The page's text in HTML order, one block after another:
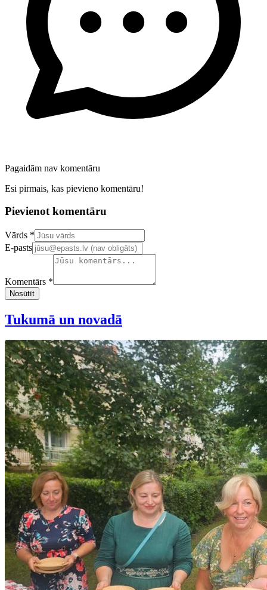
Pagaidām nav komentāru
Esi pirmais, kas pievieno komentāru!
Pievienot komentāru
Confirm your email address
Vārds *
E-pasts
Komentārs *
Nosūtīt
Tukumā un novadā